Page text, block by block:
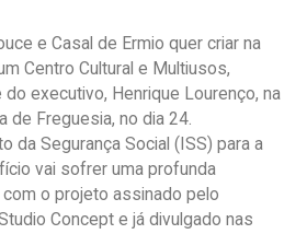
e Casal de Ermio quer criar na
Centro Cultural e Multiusos,
executivo, Henrique Lourenço, na
de Freguesia, no dia 24.
da Segurança Social (ISS) para a
vai sofrer uma profunda
o projeto assinado pelo
Concepte já divulgado nas